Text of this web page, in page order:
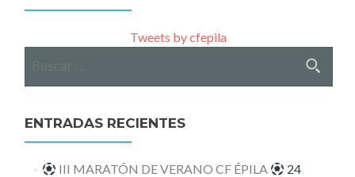
Tweets by cfepila
ENTRADAS RECIENTES
III MARATÓN DE VERANO CF ÉPILA
24